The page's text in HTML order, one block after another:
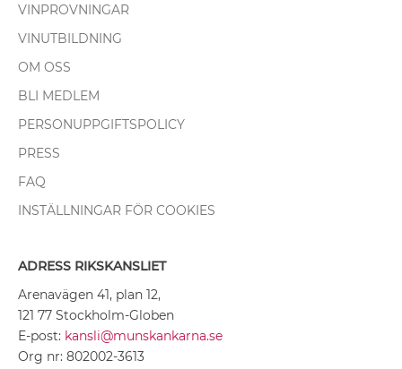
VINPROVNINGAR
VINUTBILDNING
OM OSS
BLI MEDLEM
PERSONUPPGIFTSPOLICY
PRESS
FAQ
INSTÄLLNINGAR FÖR COOKIES
ADRESS RIKSKANSLIET
Arenavägen 41, plan 12,
121 77 Stockholm-Globen
E-post: kansli@munskankarna.se
Org nr: 802002-3613